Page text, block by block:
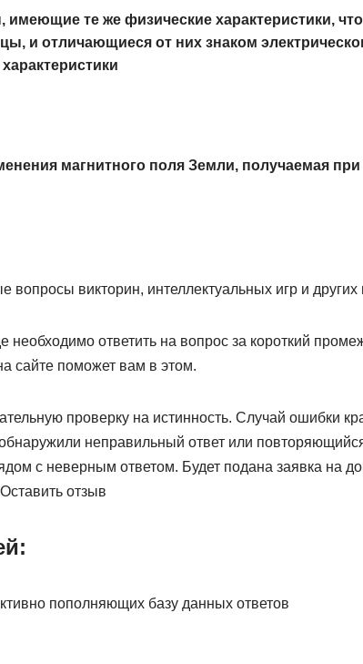
те же физические характеристики,
и отличающиеся от них знаком
магнитного поля Земли, получаемая
вопросы викторин, интеллектуальных игр и других
необходимо ответить на вопрос за короткий
сайте поможет вам в этом.
проверку на истинность. Случай ошибки
неправильный ответ или
с неверным ответом. Будет подана заявка на
отзыв
пополняющих базу данных ответов